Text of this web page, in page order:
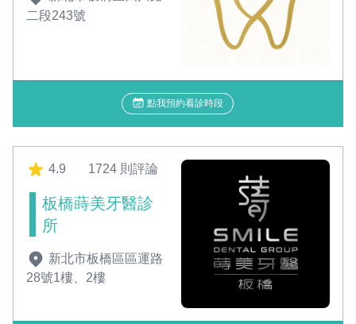
二段243號
點我預約看診時段
4.9 1724 則評論
板橋蒔美牙醫診
所
新北市板橋區區運路
28號1樓、2樓